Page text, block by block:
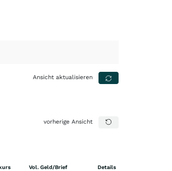
Ansicht aktualisieren
vorherige Ansicht
Vol. Geld/Brief Details